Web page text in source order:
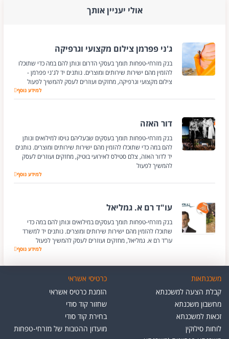
אולי יעניין אותך
ג'ני פפרמן צילום מקצועי וגרפיקה
בנק מזרחי-טפחות תומך בעסקי הדרום ונותן להם במה כדי שתוכלו
להזמין מהם ישירות שירותים ומוצרים. נותנים יד לג'ני פפרמן -
צילום מקצועי וגרפיקה, מחזקים ועוזרים לעסק להמשיך לפעול
ג'ני פפרמן צילום
למידע נוסף
דור האזה
בנק מזרחי-טפחות תומך בעסקים שבעליהם גויסו למילואים ונותן
להם במה כדי שתוכלו להזמין מהם ישירות שירותים ומוצרים. נותנים
יד לדור האזה, צלם סטילס לאירועי בוטיק, מחזקים ועוזרים לעסק
להמשיך לפעול
דור האזה
למידע נוסף
עו"ד רם א. גמליאל
בנק מזרחי-טפחות תומך בעסקים במילואים ונותן להם במה כדי
שתוכלו להזמין מהם ישירות שירותים ומוצרים. נותנים יד למשרד
עו"ד רם א. גמליאל, מחזקים ועוזרים לעסק להמשיך לפעול
עו"ד רם א. גמליאל
למידע נוסף
משכנתאות
קבלת הצעה למשכנתא
מחשבון משכנתא
זכאות למשכנתא
לוחות סילוקין
כרטיסי אשראי
הזמנת כרטיס אשראי
שחזור קוד סודי
בחירת קוד סודי
מועדון ההטבות של מזרחי-טפחות